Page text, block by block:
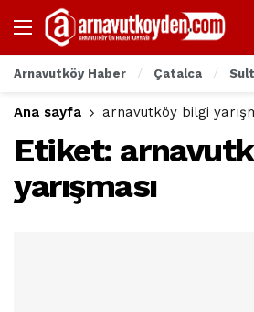
Arnavutköy Haber Çatalca
Ana sayfa arnavutköy bilgi
Etiket:
yarışması